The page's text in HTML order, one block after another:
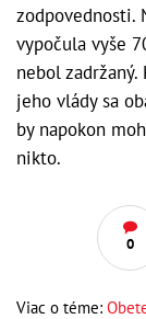
zodpovednosti.
vypočula vyše
nebol
jeho vlády sa
by napokon
nikto.
0
Viac o téme: